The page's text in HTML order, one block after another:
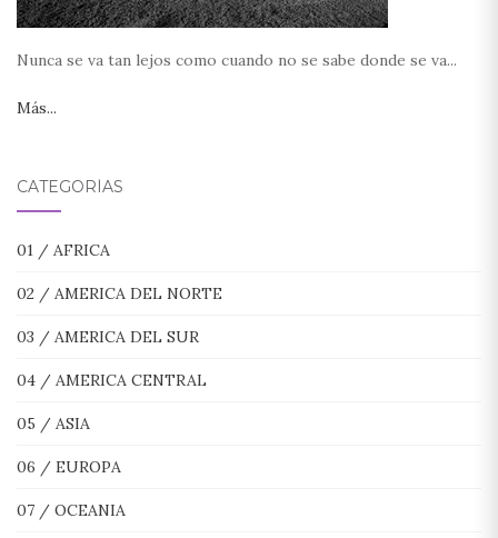
Nunca se va tan lejos como cuando no se sabe donde se va...
Más...
CATEGORÍAS
01 / AFRICA
02 / AMERICA DEL NORTE
03 / AMERICA DEL SUR
04 / AMERICA CENTRAL
05 / ASIA
06 / EUROPA
07 / OCEANIA